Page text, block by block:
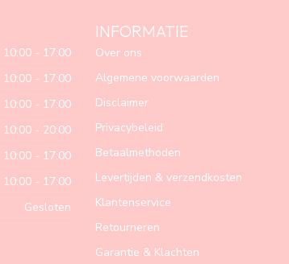
10:00 - 17:00
10:00 - 17:00
10:00 - 17:00
10:00 - 20:00
10:00 - 17:00
10:00 - 17:00
Gesloten
INFORMATIE
Over ons
Algemene voorwaarden
Disclaimer
Privacybeleid
Betaalmethoden
Levertijden & verzendkosten
Klantenservice
Retourneren
Garantie & Klachten